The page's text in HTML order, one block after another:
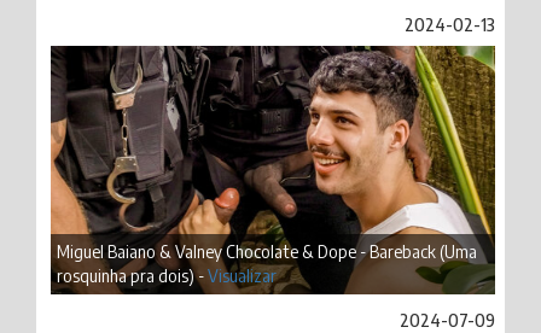
2024-02-13
Miguel Baiano & Valney Chocolate & Dope - Bareback (Uma
rosquinha pra dois) -Visualizar
2024-07-09